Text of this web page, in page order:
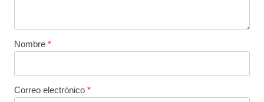
Nombre *
Correo electrónico *